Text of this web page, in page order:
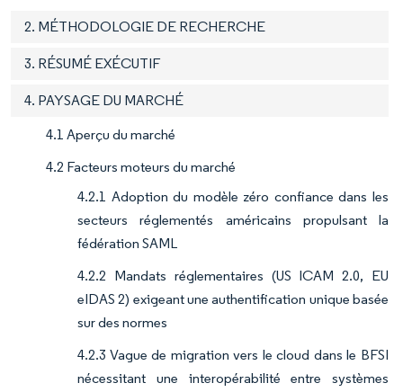
2. MÉTHODOLOGIE DE RECHERCHE
3. RÉSUMÉ EXÉCUTIF
4. PAYSAGE DU MARCHÉ
4.1 Aperçu du marché
4.2 Facteurs moteurs du marché
4.2.1 Adoption du modèle zéro confiance dans les
secteurs réglementés américains propulsant la
fédération SAML
4.2.2 Mandats réglementaires (US ICAM 2.0, EU
eIDAS 2) exigeant une authentification unique basée
sur des normes
4.2.3 Vague de migration vers le cloud dans le BFSI
nécessitant une interopérabilité entre systèmes